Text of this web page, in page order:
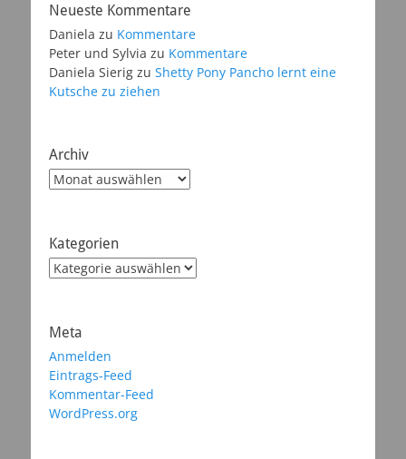
Neueste Kommentare
Daniela zu Kommentare
Peter und Sylvia zu Kommentare
Daniela Sierig zu Shetty Pony Pancho lernt eine
Kutsche zu ziehen
Archiv
Archiv
Kategorien
Kategorien
Meta
Anmelden
Eintrags-Feed
Kommentar-Feed
WordPress.org